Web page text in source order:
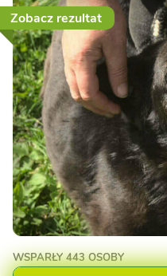
Zobacz rezultat
WSPARŁY443 OSOBY